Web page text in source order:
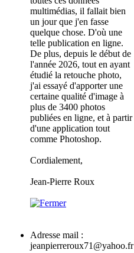
multimédias, il fallait bien
un jour que j'en fasse
quelque chose. D'où une
telle publication en ligne.
De plus, depuis le début de
l'année 2026, tout en ayant
étudié la retouche photo,
j'ai essayé d'apporter une
certaine qualité d'image à
plus de 3400 photos
publiées en ligne, et à partir
d'une application tout
comme Photoshop.
Cordialement,
Jean-Pierre Roux
Adresse mail :
jeanpierreroux71@yahoo.fr